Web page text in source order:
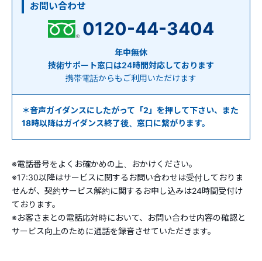
お問い合わせ
0120-44-3404
年中無休
技術サポート窓口は24時間対応しております
携帯電話からもご利用いただけます
＊音声ガイダンスにしたがって「2」を押して下さい、また
18時以降はガイダンス終了後、窓口に繋がります。
※電話番号をよくお確かめの上、おかけください。
※17:30以降はサービスに関するお問い合わせは受付しておりま
せんが、契約サービス解約に関するお申し込みは24時間受付け
ております。
※お客さまとの電話応対時において、お問い合わせ内容の確認と
サービス向上のために通話を録音させていただきます。